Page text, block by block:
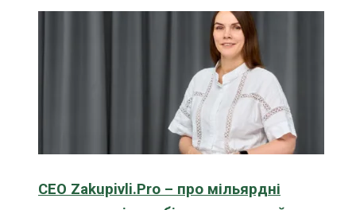
CEO Zakupivli.Pro – про мільярдні